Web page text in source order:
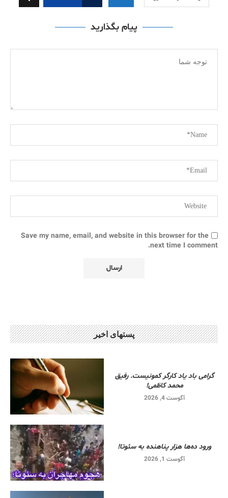
پیام بگذارید
Save my name, email, and website in this browser for the
next time I comment.
پستهای اخیر
گرامی باد یاد کارگر کمونیست. رفیق
محمد کاظمی!
آگوست 4, 2026
ورود ده‌ها هزار پناهنده به سئوتا!
آگوست 1, 2026